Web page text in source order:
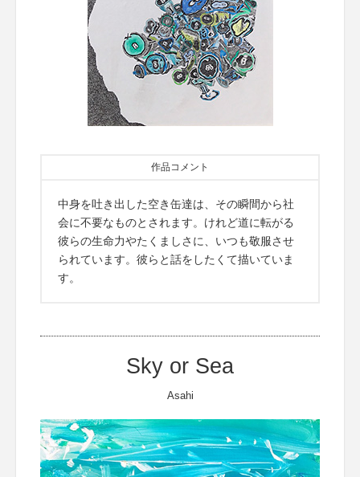
作品コメント
中身を吐き出した空き缶達は、その瞬間から社
会に不要なものとされます。けれど道に転がる
彼らの生命力やたくましさに、いつも敬服させ
られています。彼らと話をしたくて描いていま
す。
Sky or Sea
Asahi